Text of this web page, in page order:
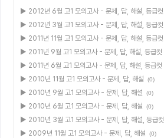
▶ 2012년 6월 고1 모의고사 - 문제, 답, 해설, 등급컷
▶ 2012년 3월 고1 모의고사 - 문제, 답, 해설, 등급컷
▶ 2011년 11월 고1 모의고사 - 문제, 답, 해설, 등급컷
▶ 2011년 9월 고1 모의고사 - 문제, 답, 해설, 등급컷
▶ 2011년 6월 고1 모의고사 - 문제, 답, 해설, 등급컷
▶ 2010년 11월 고1 모의고사 - 문제, 답, 해설 (0)
▶ 2010년 9월 고1 모의고사 - 문제, 답, 해설 (0)
▶ 2010년 6월 고1 모의고사 - 문제, 답, 해설 (0)
▶ 2010년 3월 고1 모의고사 - 문제, 답, 해설, 등급컷
▶ 2009년 11월 고1 모의고사 - 문제, 답, 해설 (0)